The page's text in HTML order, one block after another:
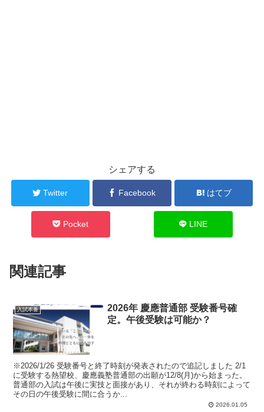
シェアする
Twitter Facebook はてブ
Pocket LINE
関連記事
入試本番
2026年 慶應普通部 受験番号確
定。午後受験は可能か？
※2026/1/26 受験番号と終了時刻が発表されたので追記しました 2/1
に受験する熱望校、慶應義塾普通部の出願が12/8(月)から始まった。
普通部の入試は午後に実技と面接があり、それが終わる時刻によって
その日の午後受験に間に合うか...
2026.01.05